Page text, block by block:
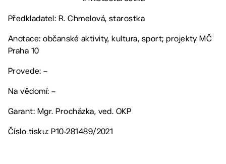
Předkladatel: R. Chmelová, starostka
Anotace: občanské aktivity, kultura, sport; projekty MČ
Praha 10
Provede: –
Na vědomí: –
Garant: Mgr. Procházka, ved. OKP
Číslo tisku: P10-281489/2021